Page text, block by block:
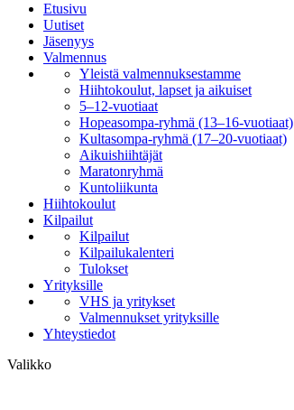
Etusivu
Uutiset
Jäsenyys
Valmennus
Yleistä valmennuksestamme
Hiihtokoulut, lapset ja aikuiset
5–12-vuotiaat
Hopeasompa-ryhmä (13–16-vuotiaat)
Kultasompa-ryhmä (17–20-vuotiaat)
Aikuishiihtäjät
Maratonryhmä
Kuntoliikunta
Hiihtokoulut
Kilpailut
Kilpailut
Kilpailukalenteri
Tulokset
Yrityksille
VHS ja yritykset
Valmennukset yrityksille
Yhteystiedot
Valikko